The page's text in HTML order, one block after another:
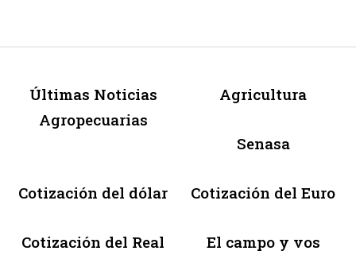
Últimas Noticias
Agropecuarias
Agricultura
Senasa
Cotización del dólar Cotización del Euro
Cotización del Real El campo y vos